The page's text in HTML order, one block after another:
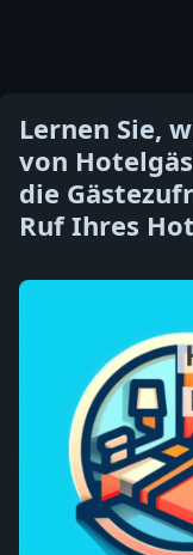
Lernen Sie,
von
die
Ruf Ihres